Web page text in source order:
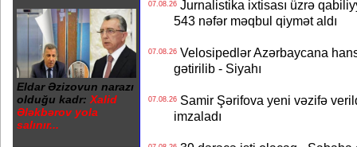
Eldar Əzizovun narazı
olduğu kadr: Xalid
Ələkbərov yola
salınır...
07.08.26Jurnalistika ixtisası üzrə
543 nəfər məqbul qiymət aldı
07.08.26Velosipedlər Azərbaycana
gətirilib - Siyahı
07.08.26Samir Şərifova yeni vəzifə
imzaladı